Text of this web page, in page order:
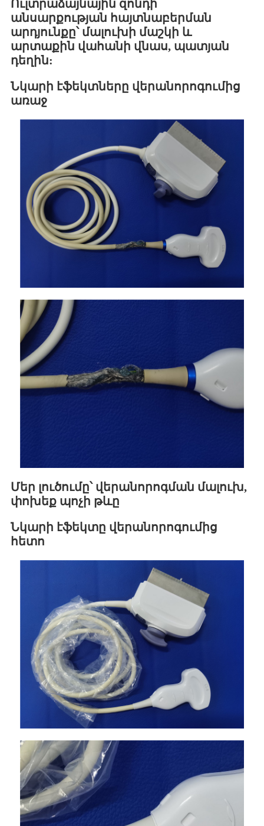
Ուլտրաձայնային զոնդի
անսարքության հայտնաբերման
արդյունքը՝ մալուխի մաշկի և
արտաքին վահանի վնաս, պատյան
դեղին:
Նկարի էֆեկտները վերանորոգումից
առաջ
Մեր լուծումը՝ վերանորոգման մալուխ,
փոխեք պոչի թևը
Նկարի էֆեկտը վերանորոգումից
հետո